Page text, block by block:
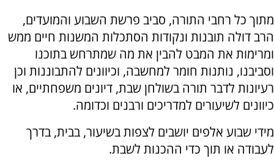
מתוך כל רחבי התורה, סביב פרשת השבוע והמועדים,
הרב דולה תובנות ונקודות הסתכלות המשנות חיים ממש
ומרימות את המבט להבין את מה שמתרחש בתוכנו
וסביבנו, נותנות חומר למחשבה, וכיוונים להתבוננות וכן
רעיונות לדבר תורה בשולחן שבת, דיונים משפחתיים, או
כיוונים לשיעורים למדריכים ורבנים וכדומה.
מידי שבוע אלפים יושבים לצפות בשיעור, בבית, בדרך
לעבודה או תוך כדי ההכנות לשבת.